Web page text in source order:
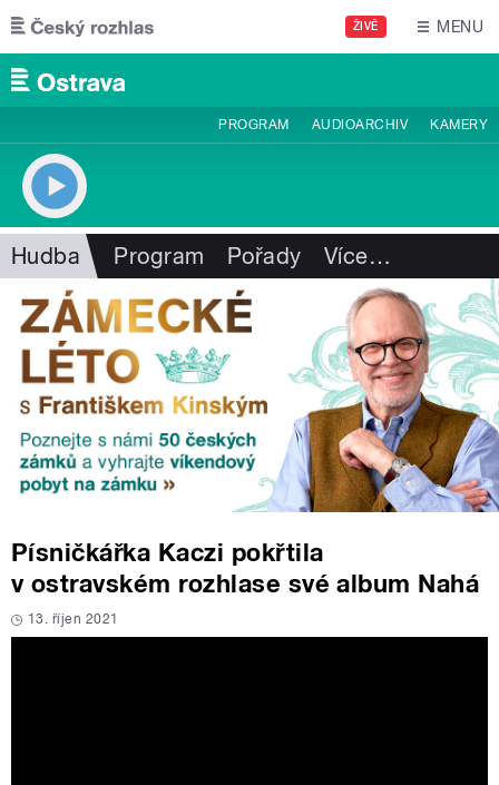
Přejít k hlavnímu obsahu
ŽIVĚ MENU
PROGRAM AUDIOARCHIV KAMERY
Hudba Program Pořady Více…
Písničkářka Kaczi pokřtila
v ostravském rozhlase své album Nahá
13. říjen 2021